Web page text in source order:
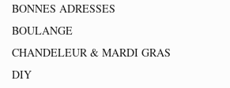
BONNES ADRESSES
BOULANGE
CHANDELEUR & MARDI GRAS
DIY